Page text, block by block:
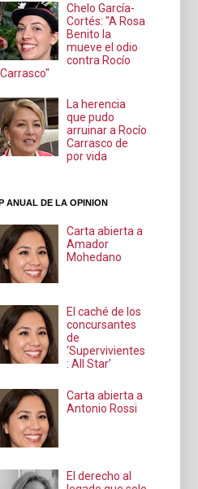
Chelo García-
Cortés: "A Rosa
Benito la
mueve el odio
contra Rocío
Carrasco"
La herencia
que pudo
arruinar a Rocío
Carrasco de
por vida
ANUAL DE LA OPINION
Carta abierta a
Amador
Mohedano
El caché de los
concursantes
de
‘Supervivientes
: All Star’
Carta abierta a
Antonio Rossi
El derecho al